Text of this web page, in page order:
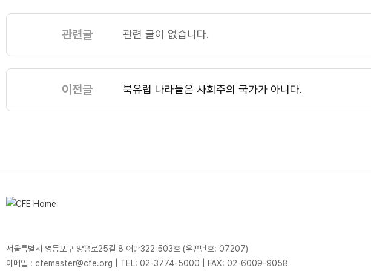
관련글 관련 글이 없습니다.
이전글 북유럽 나라들은 사회주의 국가가 아니다.
서울특별시 영등포구 양평로25길 8 어반322 503호 (우편번호: 07207)
이메일 : cfemaster@cfe.org
TEL: 02-3774-5000 FAX: 02-6009-9058